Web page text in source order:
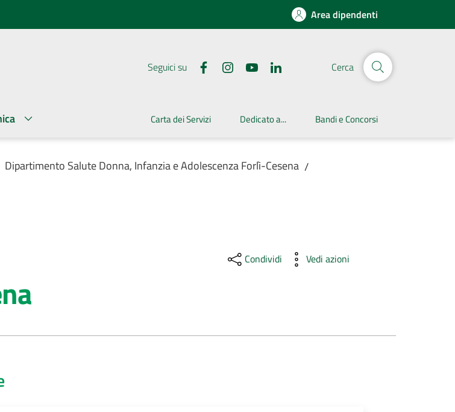
Area dipendenti
Seguici su Cerca
Carta dei Servizi Dedicato a... Bandi e Concorsi
Dipartimento Salute Donna, Infanzia e Adolescenza Forlì-Cesena /
Condividi Vedi azioni